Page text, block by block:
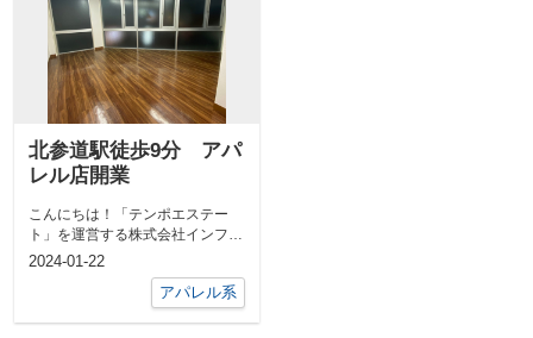
北参道駅徒歩9分 アパ
レル店開業
こんにちは！「テンポエステー
ト」を運営する株式会社インフィ
ニティライフの海本です。テンポ
2024-01-22
アパレル系